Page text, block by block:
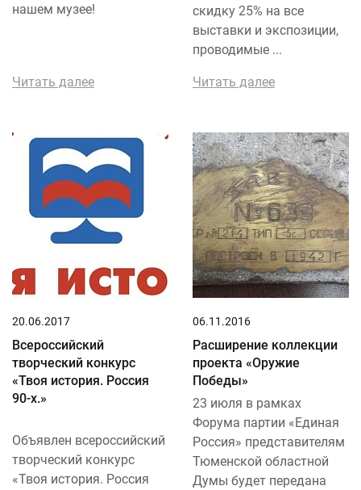
нашем музее!
Читать далее
скидку 25% на все
выставки и экспозиции,
проводимые ...
Читать далее
20.06.2017
Всероссийский
творческий конкурс
«Твоя история. Россия
90-х.»
Объявлен всероссийский
творческий конкурс
«Твоя история. Россия
06.11.2016
Расширение коллекции
проекта «Оружие
Победы»
23 июля в рамках
Форума партии «Единая
Россия» представителям
Тюменской областной
Думы будет передана